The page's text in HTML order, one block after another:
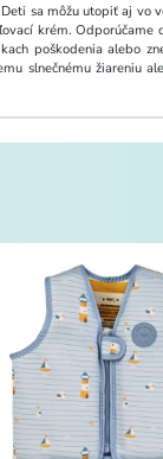
sa môžu utopiť aj vo
krém. Odporúčame
poškodenia alebo
slnečnému žiareniu